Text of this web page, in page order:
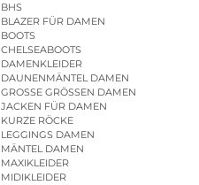
BHS
BLAZER FÜR DAMEN
BOOTS
CHELSEABOOTS
DAMENKLEIDER
DAUNENMÄNTEL DAMEN
GROSSE GRÖSSEN DAMEN
JACKEN FÜR DAMEN
KURZE RÖCKE
LEGGINGS DAMEN
MÄNTEL DAMEN
MAXIKLEIDER
MIDIKLEIDER